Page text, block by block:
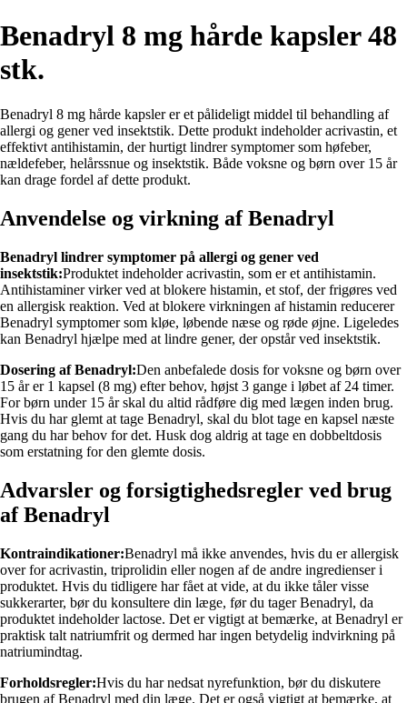
Benadryl 8 mg hårde kapsler 48
stk.
Benadryl 8 mg hårde kapsler er et pålideligt middel til behandling af
allergi og gener ved insektstik. Dette produkt indeholder acrivastin, et
effektivt antihistamin, der hurtigt lindrer symptomer som høfeber,
nældefeber, helårssnue og insektstik. Både voksne og børn over 15 år
kan drage fordel af dette produkt.
Anvendelse og virkning af Benadryl
Benadryl lindrer symptomer på allergi og gener ved
insektstik:Produktet indeholder acrivastin, som er et antihistamin.
Antihistaminer virker ved at blokere histamin, et stof, der frigøres ved
en allergisk reaktion. Ved at blokere virkningen af histamin reducerer
Benadryl symptomer som kløe, løbende næse og røde øjne. Ligeledes
kan Benadryl hjælpe med at lindre gener, der opstår ved insektstik.
Dosering af Benadryl:Den anbefalede dosis for voksne og børn over
15 år er 1 kapsel (8 mg) efter behov, højst 3 gange i løbet af 24 timer.
For børn under 15 år skal du altid rådføre dig med lægen inden brug.
Hvis du har glemt at tage Benadryl, skal du blot tage en kapsel næste
gang du har behov for det. Husk dog aldrig at tage en dobbeltdosis
som erstatning for den glemte dosis.
Advarsler og forsigtighedsregler ved brug
af Benadryl
Kontraindikationer:Benadryl må ikke anvendes, hvis du er allergisk
over for acrivastin, triprolidin eller nogen af ​​de andre ingredienser i
produktet. Hvis du tidligere har fået at vide, at du ikke tåler visse
sukkerarter, bør du konsultere din læge, før du tager Benadryl, da
produktet indeholder lactose. Det er vigtigt at bemærke, at Benadryl er
praktisk talt natriumfrit og dermed har ingen betydelig indvirkning på
natriumindtag.
Forholdsregler:Hvis du har nedsat nyrefunktion, bør du diskutere
brugen af Benadryl med din læge. Det er også vigtigt at bemærke, at